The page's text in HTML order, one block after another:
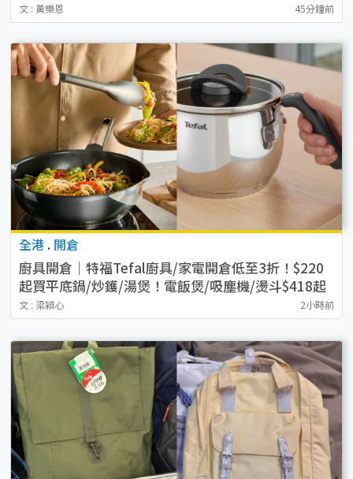
文 : 黃樂恩 45分鐘前
全港 . 開倉
廚具開倉｜特福Tefal廚具/家電開倉低至3折！$220
起買平底鍋/炒鑊/湯煲！電飯煲/吸塵機/燙斗$418起
文 : 梁穎心 2小時前